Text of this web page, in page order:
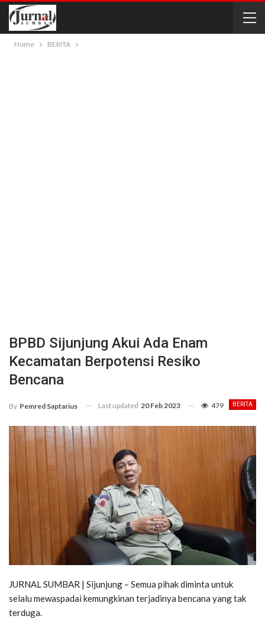
Home BERITA
BPBD Sijunjung Akui Ada Enam
Kecamatan Berpotensi Resiko
Bencana
BERITA
By Pemred Saptarius Last updated 20 Feb 2023 479
JURNAL SUMBAR | Sijunjung – Semua pihak diminta untuk
selalu mewaspadai kemungkinan terjadinya bencana yang tak
terduga.